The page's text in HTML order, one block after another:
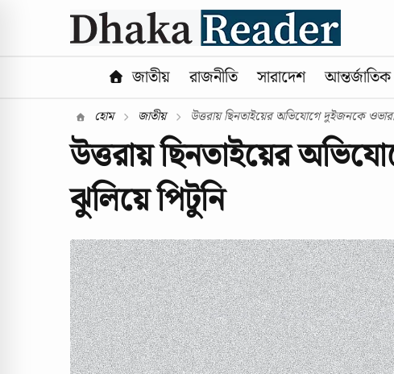
জাতীয় রাজনীতি সারাদেশ আন্তর্জাতিক
হোম জাতীয় উত্তরায় ছিনতাইয়ের অভিযোগে দুইজনকে
উত্তরায় ছিনতাইয়ের
ঝুলিয়ে পিটুনি